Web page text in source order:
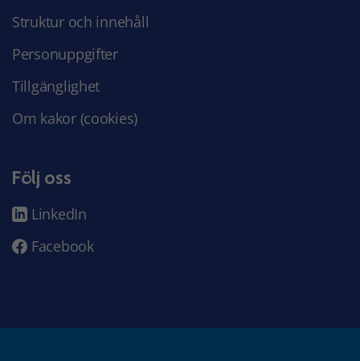
Struktur och innehåll
Personuppgifter
Tillgänglighet
Om kakor (cookies)
Följ oss
LinkedIn
Facebook